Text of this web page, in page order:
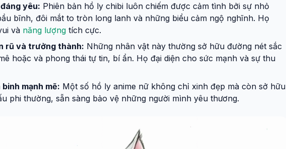
yêu: Phiên bản hồ ly chibi luôn chiếm được cảm tình bởi sự nhỏ
bĩnh, đôi mắt to tròn long lanh và những biểu cảm ngộ nghĩnh. Họ
và năng lượng tích cực.
rũ và trưởng thành: Những nhân vật này thường sở hữu đường nét sắc
hoặc và phong thái tự tin, bí ẩn. Họ đại diện cho sức mạnh và sự thu
mạnh mẽ: Một số hồ ly anime nữ không chỉ xinh đẹp mà còn sở hữu
phi thường, sẵn sàng bảo vệ những người mình yêu thương.